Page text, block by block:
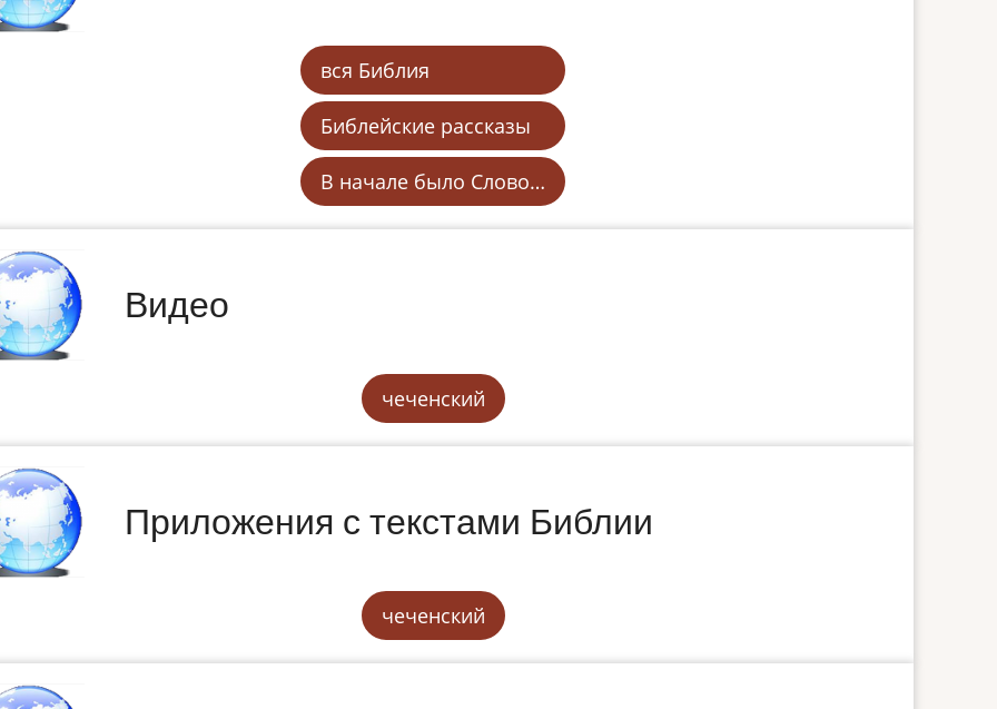
вся Библия
Библейские рассказы
В начале было Слово…
Видео
чеченский
Приложения с текстами Библии
чеченский